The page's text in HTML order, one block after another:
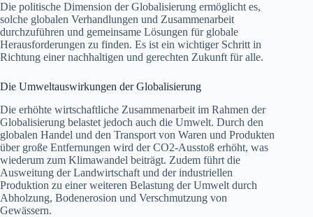
Die politische Dimension der Globalisierung ermöglicht es,
solche globalen Verhandlungen und Zusammenarbeit
durchzuführen und gemeinsame Lösungen für globale
Herausforderungen zu finden. Es ist ein wichtiger Schritt in
Richtung einer nachhaltigen und gerechten Zukunft für alle.
Die Umweltauswirkungen der Globalisierung
Die erhöhte wirtschaftliche Zusammenarbeit im Rahmen der
Globalisierung belastet jedoch auch die Umwelt. Durch den
globalen Handel und den Transport von Waren und Produkten
über große Entfernungen wird der CO2-Ausstoß erhöht, was
wiederum zum Klimawandel beiträgt. Zudem führt die
Ausweitung der Landwirtschaft und der industriellen
Produktion zu einer weiteren Belastung der Umwelt durch
Abholzung, Bodenerosion und Verschmutzung von
Gewässern.